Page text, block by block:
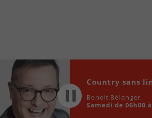
locale vous sont maintenant
Player
Country sans
Benoit Bélanger
Samedi de 06h00